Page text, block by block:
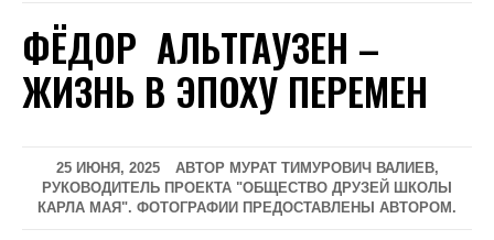
ФЁДОР АЛЬТГАУЗЕН –
ЖИЗНЬ В ЭПОХУ ПЕРЕМЕН
25 ИЮНЯ, 2025
АВТОР МУРАТ ТИМУРОВИЧ ВАЛИЕВ,
РУКОВОДИТЕЛЬ ПРОЕКТА "ОБЩЕСТВО ДРУЗЕЙ ШКОЛЫ
КАРЛА МАЯ". ФОТОГРАФИИ ПРЕДОСТАВЛЕНЫ АВТОРОМ.